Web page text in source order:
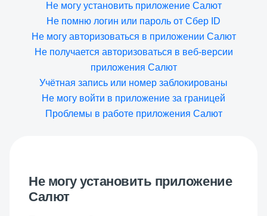
Не могу установить приложение Салют
Не помню логин или пароль от Сбер ID
Не могу авторизоваться в приложении Салют
Не получается авторизоваться в веб-версии
приложения Салют
Учётная запись или номер заблокированы
Не могу войти в приложение за границей
Проблемы в работе приложения Салют
Не могу установить приложение
Салют